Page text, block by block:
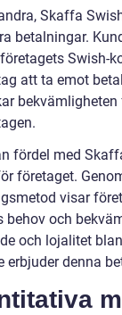
Skaffa
betalningar.
Swish-
att ta emot
fördel med
företaget.
visar
behov och
och lojalitet
erbjuder denna